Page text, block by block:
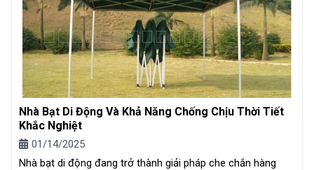
Nhà Bạt Di Động Và Khả Năng Chống Chịu Thời Tiết
Khắc Nghiệt
01/14/2025
Nhà bạt di động đang trở thành giải pháp che chắn hàng